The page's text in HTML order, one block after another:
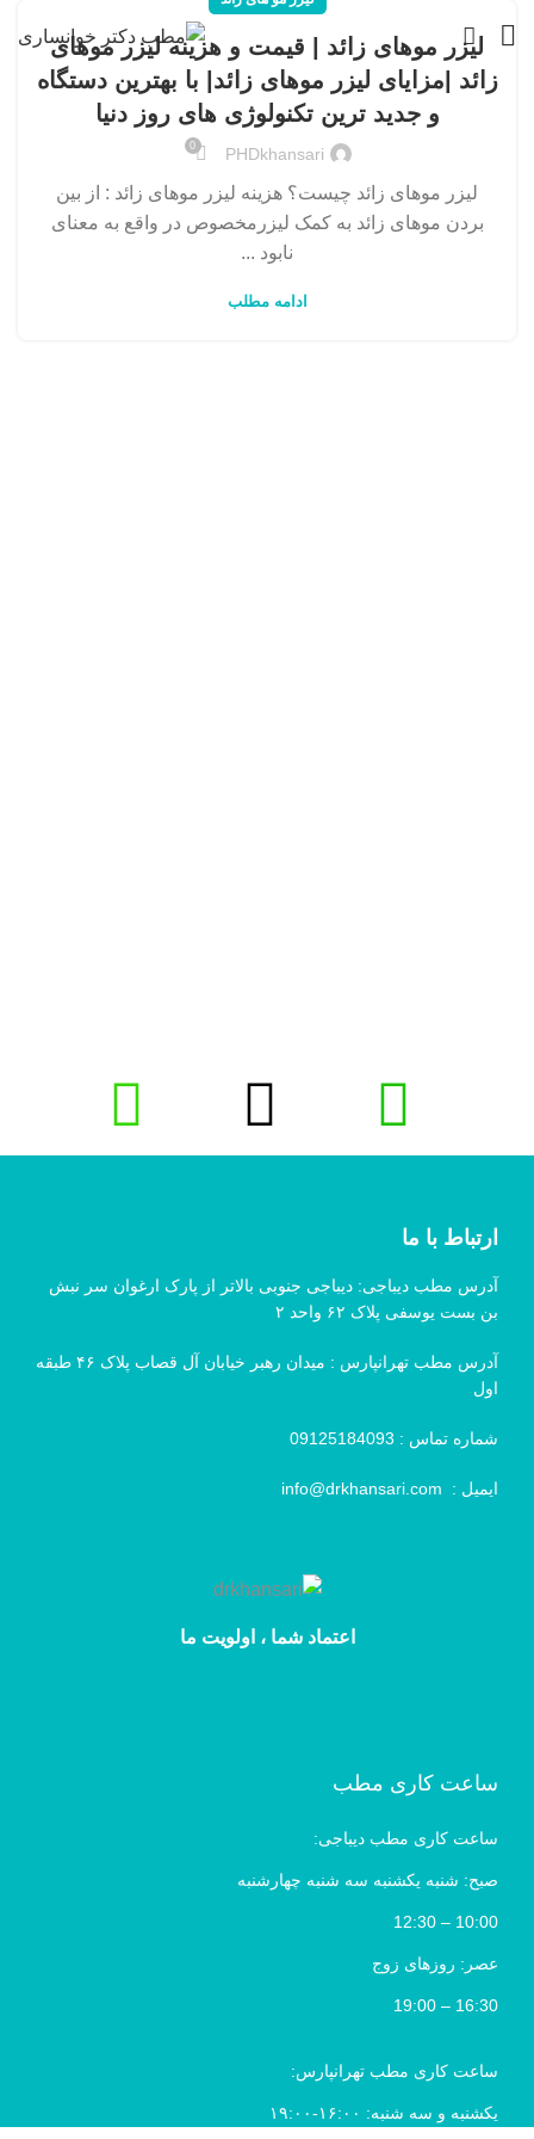
لیزر موهای زائد | قیمت و هزینه لیزر موهای
زائد |مزایای لیزر موهای زائد| با بهترین دستگاه
و جدید ترین تکنولوژی های روز دنیا
PHDkhansari
0
لیزر موهای زائد چیست؟ هزینه لیزر موهای زائد : از بین
بردن موهای زائد به کمک لیزرمخصوص در واقع به معنای
نابود ...
ادامه مطلب
ارتباط با ما
آدرس مطب دیباجی: دیباجی جنوبی بالاتر از پارک ارغوان سر نبش
بن بست یوسفی پلاک ۶۲ واحد ۲
آدرس مطب تهرانپارس : میدان رهبر خیابان آل قصاب پلاک ۴۶ طبقه
اول
شماره تماس :
ایمیل : info@drkhansari.com
اعتماد شما ، اولویت ما
ساعت کاری مطب
ساعت کاری مطب دیباجی:
صبح: شنبه یکشنبه سه شنبه چهارشنبه
10:00 – 12:30
عصر: روزهای زوج
16:30 – 19:00
ساعت کاری مطب تهرانپارس:
یکشنبه و سه شنبه: ۱۶:۰۰-۱۹:۰۰